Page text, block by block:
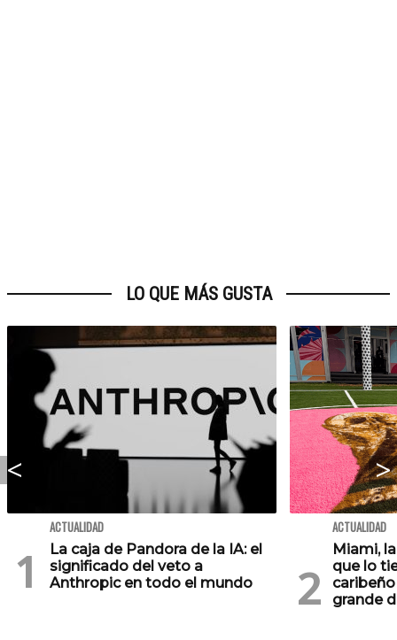
LO QUE MÁS GUSTA
ACTUALIDAD
La caja de Pandora de la IA: el
significado del veto a
Anthropic en todo el mundo
ACTUALIDAD
Miami,
que lo
grande